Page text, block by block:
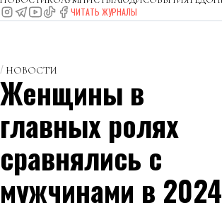
ЧИТАТЬ ЖУРНАЛЫ
НОВОСТИ
Женщины в
главных ролях
сравнялись с
мужчинами в 2024